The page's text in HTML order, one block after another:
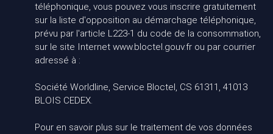
téléphonique, vous pouvez vous inscrire gratuitement
sur la liste d'opposition au démarchage téléphonique,
prévu par l'article L223-1 du code de la consommation,
sur le site Internet www.bloctel.gouv.fr ou par courrier
adressé à :
Société Worldline, Service Bloctel, CS 61311, 41013
BLOIS CEDEX.
Pour en savoir plus sur le traitement de vos données